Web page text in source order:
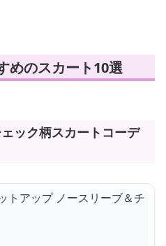
めのスカート10選
ック柄スカートコーデ